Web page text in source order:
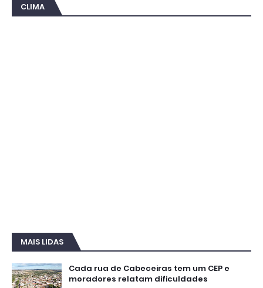
CLIMA
MAIS LIDAS
Cada rua de Cabeceiras tem um CEP e
moradores relatam dificuldades